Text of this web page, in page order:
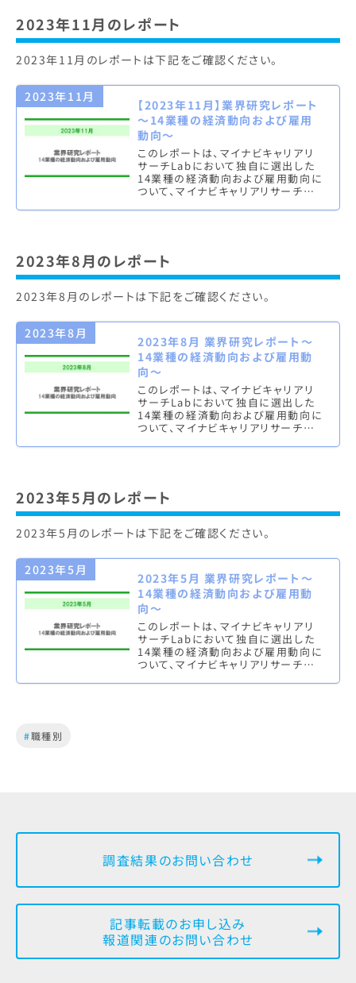
2023年11月のレポート
2023年11月のレポートは下記をご確認ください。
2023年11月
【2023年11月】業界研究レポート
～14業種の経済動向および雇用
動向～
このレポートは、マイナビキャリアリ
サーチLabにおいて独自に選出した
14業種の経済動向および雇用動向に
ついて、マイナビキャリアリサーチ
2023年8月のレポート
2023年8月のレポートは下記をご確認ください。
2023年8月
2023年8月 業界研究レポート～
14業種の経済動向および雇用動
向～
このレポートは、マイナビキャリアリ
サーチLabにおいて独自に選出した
14業種の経済動向および雇用動向に
ついて、マイナビキャリアリサーチ
2023年5月のレポート
2023年5月のレポートは下記をご確認ください。
2023年5月
2023年5月 業界研究レポート～
14業種の経済動向および雇用動
向～
このレポートは、マイナビキャリアリ
サーチLabにおいて独自に選出した
14業種の経済動向および雇用動向に
ついて、マイナビキャリアリサーチ
#職種別
調査結果のお問い合わせ
記事転載のお申し込み
報道関連のお問い合わせ